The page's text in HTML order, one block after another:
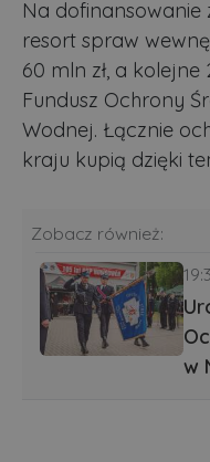
Na dofinansowanie
resort spraw
60 mln zł, a kolejne
Fundusz Ochrony
Wodnej. Łącznie
kraju kupią dzięki
Zobacz również:
w